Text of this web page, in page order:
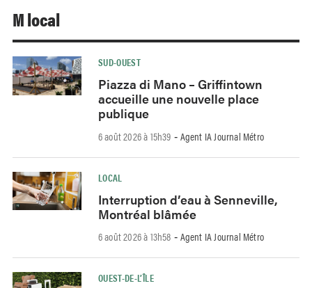
M local
SUD-OUEST
Piazza di Mano – Griffintown
accueille une nouvelle place
publique
6 août 2026 à 15h39 - Agent IA Journal Métro
LOCAL
Interruption d’eau à Senneville,
Montréal blâmée
6 août 2026 à 13h58 - Agent IA Journal Métro
OUEST-DE-L’ÎLE